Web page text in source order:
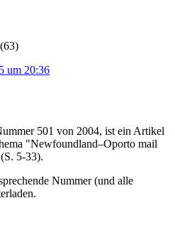
um 20:36
501 von 2004, ist ein Artikel
"Newfoundland–Oporto mail
5-33).
Nummer (und alle